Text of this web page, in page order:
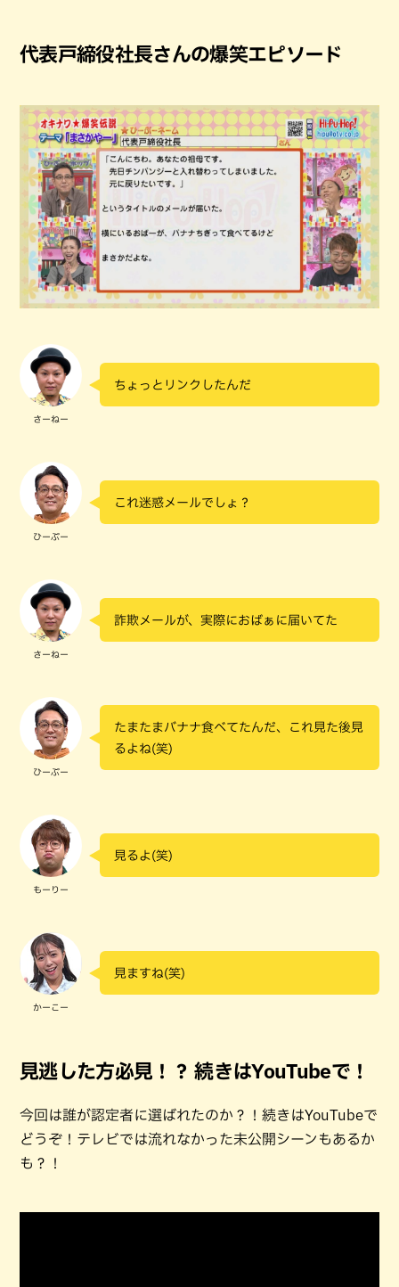
代表戸締役社長さんの爆笑エピソード
さーねー
ちょっとリンクしたんだ
ひーぷー
これ迷惑メールでしょ？
さーねー
詐欺メールが、実際におばぁに届いてた
ひーぷー
たまたまバナナ食べてたんだ、これ見た後見
るよね(笑)
もーりー
見るよ(笑)
かーこー
見ますね(笑)
見逃した方必見！？ 続きはYouTubeで！
今回は誰が認定者に選ばれたのか？！続きはYouTubeで
どうぞ！テレビでは流れなかった未公開シーンもあるか
も？！